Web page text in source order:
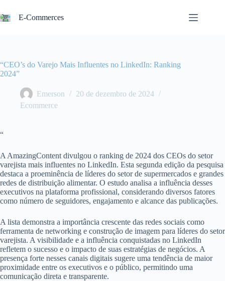
para
o
E-Commerces
“CEO’s do Varejo Mais Influentes no LinkedIn: Ranking
2024”
Emerson
20 de dezembro de 2024
Ecommerce
“
A AmazingContent divulgou o ranking de 2024 dos CEOs do setor
varejista mais influentes no LinkedIn. Esta segunda edição da pesquisa
destaca a proeminência de líderes do setor de supermercados e grandes
redes de distribuição alimentar. O estudo analisa a influência desses
executivos na plataforma profissional, considerando diversos fatores
como número de seguidores, engajamento e alcance das publicações.
A lista demonstra a importância crescente das redes sociais como
ferramenta de networking e construção de imagem para líderes do setor
varejista. A visibilidade e a influência conquistadas no LinkedIn
refletem o sucesso e o impacto de suas estratégias de negócios. A
presença forte nesses canais digitais sugere uma tendência de maior
proximidade entre os executivos e o público, permitindo uma
comunicação direta e transparente.